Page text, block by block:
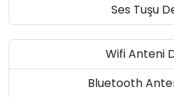
Ses Tuşu
Wifi Anteni
Bluetooth